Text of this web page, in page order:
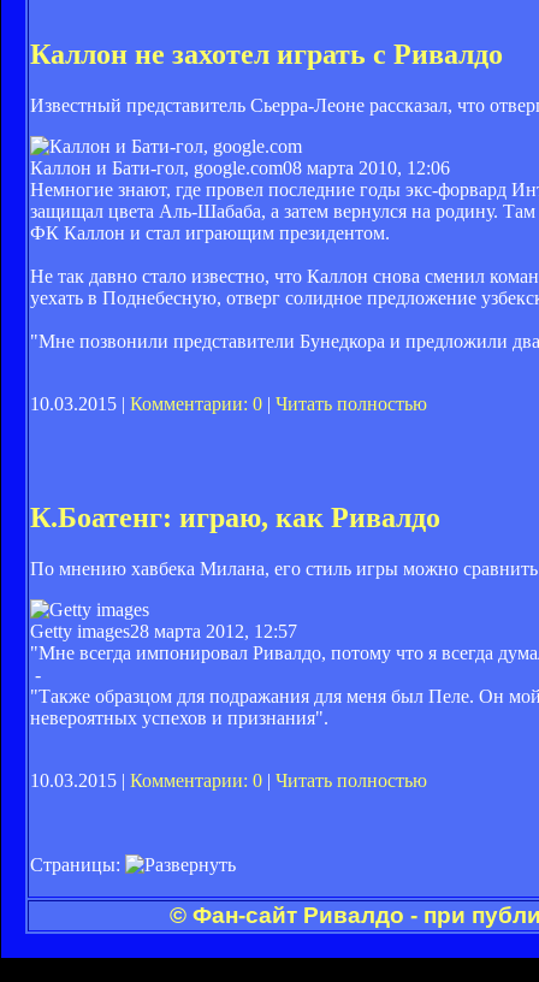
Каллон не захотел играть с Ривалдо
Известный представитель Сьерра-Леоне рассказал, что
Каллон и Бати-гол, google.com08 марта 2010, 12:06
Немногие знают, где провел последние годы экс-форвард
защищал цвета Аль-Шабаба, а затем вернулся на родину.
ФК Каллон и стал играющим президентом.
Не так давно стало известно, что Каллон снова сменил
уехать в Поднебесную, отверг солидное предложение
"Мне позвонили представители Бунедкора и предложили
10.03.2015 | Комментарии: 0 | Читать полностью
К.Боатенг: играю, как Ривалдо
По мнению хавбека Милана, его стиль игры можно
Getty images28 марта 2012, 12:57
"Мне всегда импонировал Ривалдо, потому что я всегда
-
"Также образцом для подражания для меня был Пеле. Он
невероятных успехов и признания".
10.03.2015 | Комментарии: 0 | Читать полностью
Страницы:
© Фан-сайт Ривалдо - при